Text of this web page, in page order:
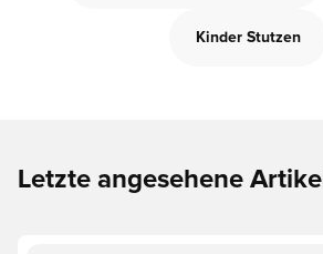
Kinder Stutzen
Letzte angesehene Artikel